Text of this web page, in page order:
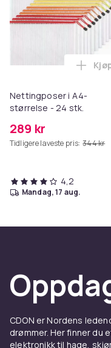
Nettingposer i A4-
størrelse - 24 stk.
289 kr
Tidligere laveste pris: 344 kr
4,2
mandag, 17 aug.
CDON er Nordens
drømmer. Her finner du
elektronikk til hage,